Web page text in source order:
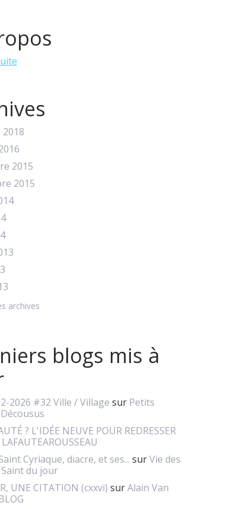
2015
2015
archives
blogs mis à
2026 #32 Ville / Village sur Petits
? L'IDÉE NEUVE POUR REDRESSER
LAFAUTEAROUSSEAU
Cyriaque, diacre, et ses... surVie des
du jour
UNE CITATION (cxxvi) surAlain Van